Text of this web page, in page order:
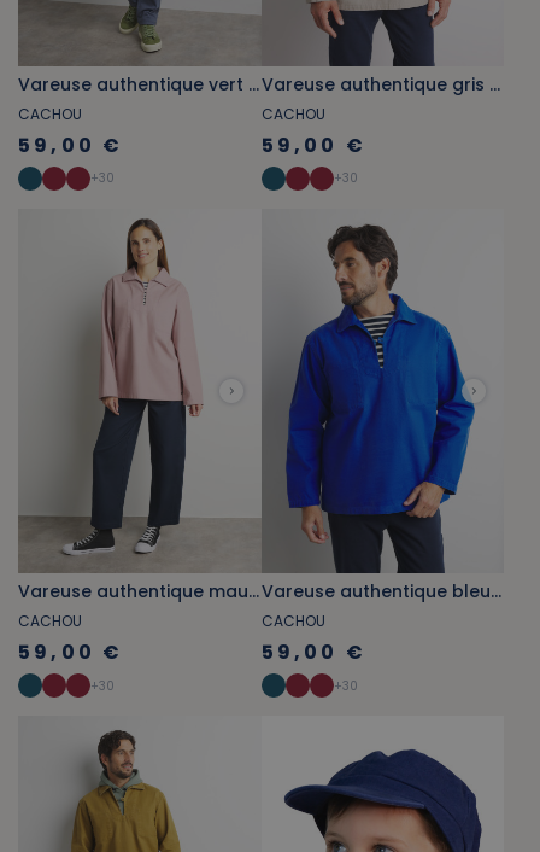
Vareuse authentique vert mousse
CACHOU
59,00 €
+30
Vareuse authentique gris pierre
CACHOU
59,00 €
+30
Vareuse authentique mauve pâle
CACHOU
59,00 €
+30
Vareuse authentique bleu cobalt
CACHOU
59,00 €
+30